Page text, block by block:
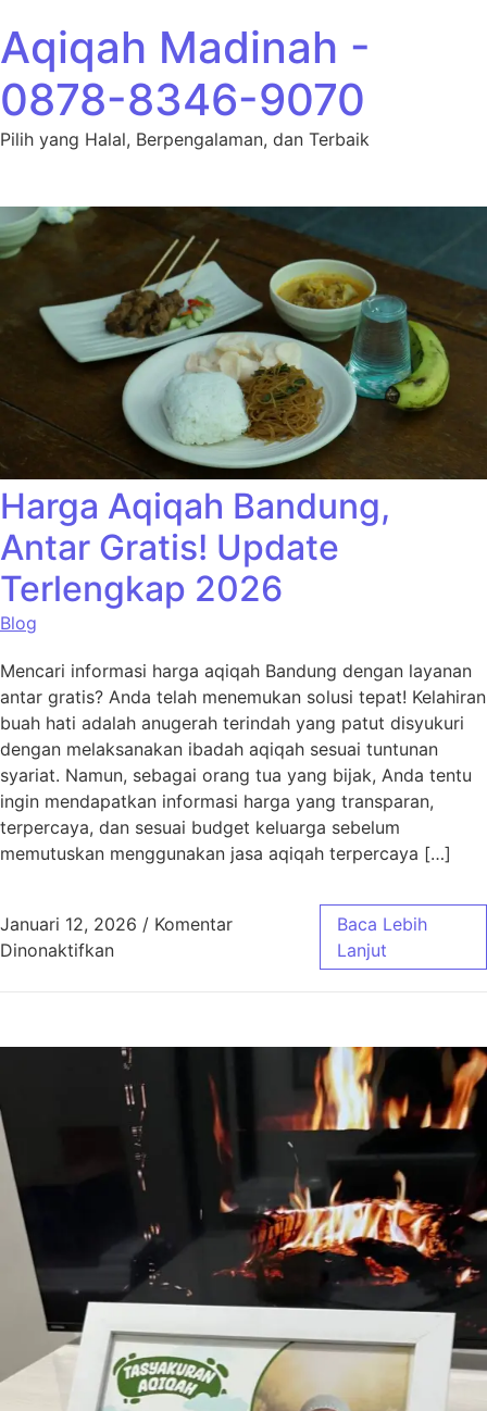
Aqiqah Madinah -
0878-8346-9070
Pilih yang Halal, Berpengalaman, dan Terbaik
Harga Aqiqah Bandung,
Antar Gratis! Update
Terlengkap 2026
Blog
Mencari informasi harga aqiqah Bandung dengan layanan
antar gratis? Anda telah menemukan solusi tepat! Kelahiran
buah hati adalah anugerah terindah yang patut disyukuri
dengan melaksanakan ibadah aqiqah sesuai tuntunan
syariat. Namun, sebagai orang tua yang bijak, Anda tentu
ingin mendapatkan informasi harga yang transparan,
terpercaya, dan sesuai budget keluarga sebelum
memutuskan menggunakan jasa aqiqah terpercaya […]
Januari 12, 2026 / Komentar
Dinonaktifkanpada Harga Aqiqah Bandung, Antar Gratis!
Baca Lebih
Lanjut